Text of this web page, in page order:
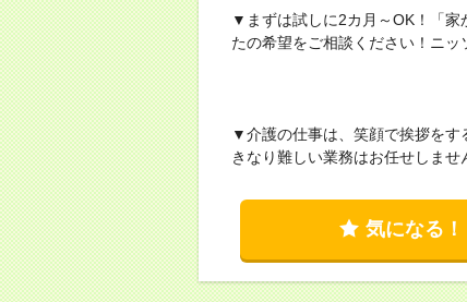
▼まずは試しに2カ月～OK！「家
たの希望をご相談ください！ニ
▼介護の仕事は、笑顔で挨拶をす
きなり難しい業務はお任せしませ
気になる！